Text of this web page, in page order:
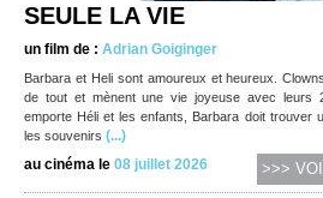
SEULE LA VIE
un film de : Adrian Goiginger
Barbara et Heli sont amoureux et heureux.
de tout et mènent une vie joyeuse avec leurs
emporte Héli et les enfants, Barbara doit trouver
les souvenirs (...)
au cinéma le 08 juillet 2026 >>>